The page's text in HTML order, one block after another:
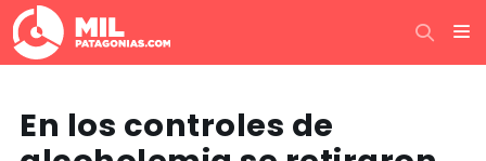
En los controles de